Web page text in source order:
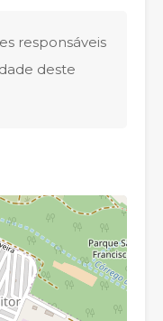
responsáveis
deste